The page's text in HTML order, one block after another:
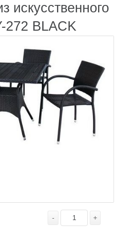
искусственного
272 BLACK
- +